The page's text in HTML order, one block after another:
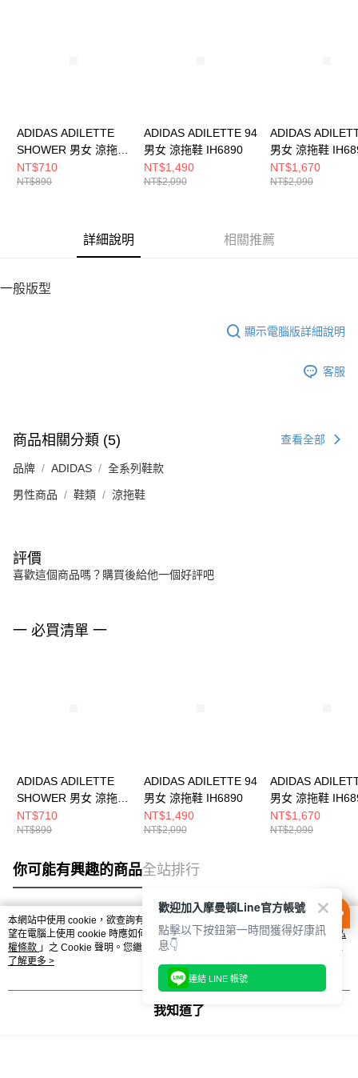
ADIDAS ADILETTE
SHOWER 男女 涼拖鞋
GZ5921
NT$710
NT$890
ADIDAS ADILETTE 94
男女 涼拖鞋 IH6890
NT$1,490
NT$2,090
ADIDAS
男女 涼拖鞋
NT$1,670
NT$2,090
詳細說明 相關推薦
一般版型
顯示電腦版詳細說明
客服
商品相關分類 (5) 查看全部
品牌 ADIDAS 全系列鞋款
男性商品 鞋類 涼拖鞋
評價
喜歡這個商品嗎？購買後給他一個好評吧
一 必買清單 一
ADIDAS ADILETTE
SHOWER 男女 涼拖鞋
GZ5921
NT$710
NT$890
ADIDAS ADILETTE 94
男女 涼拖鞋 IH6890
NT$1,490
NT$2,090
ADIDAS
男女 涼拖鞋
NT$1,670
NT$2,090
你可能有興趣的商品全站排行
熱門標籤
本網站中使用 cookie，欲查詢有關本網站使用 cookie 方式之詳情，及若您不希
望在電腦上使用 cookie 時應如何變更電腦的 cookie 設定，請參閱本網站「
隱私
權條款 」之 Cookie 聲明。您繼續使用本網站即表示您同意本公司得按本網站使
用條款之 Cookie 聲明使用 cookie。
了解更多 >
我知道了
歡迎加入摩曼頓Line官方帳號
點擊以下按鈕第一時間獲得好康訊
息👇
連結 LINE 帳號